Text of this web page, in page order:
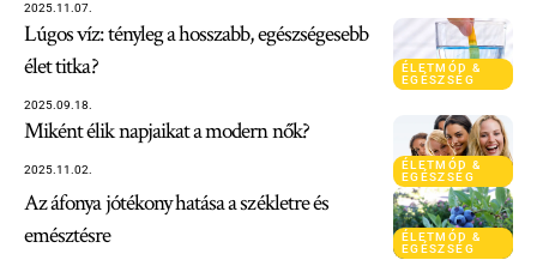
2025.11.07.
ÉLETMÓD &
EGÉSZSÉG
Lúgos víz: tényleg a hosszabb, egészségesebb
élet titka?
2025.09.18.
ÉLETMÓD &
EGÉSZSÉG
Miként élik napjaikat a modern nők?
2025.11.02.
ÉLETMÓD &
EGÉSZSÉG
Az áfonya jótékony hatása a székletre és
emésztésre